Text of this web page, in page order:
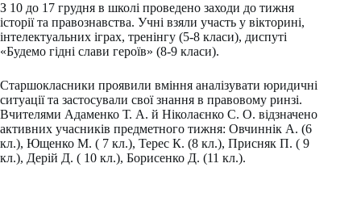
З 10 до 17 грудня в школі проведено заходи до тижня
історії та правознавства. Учні взяли участь у вікторині,
інтелектуальних іграх, тренінгу (5-8 класи), диспуті
«Будемо гідні слави героїв» (8-9 класи).
Старшокласники проявили вміння аналізувати юридичні
ситуації та застосували свої знання в правовому ринзі.
Вчителями Адаменко Т. А. й Ніколаєнко С. О. відзначено
активних учасників предметного тижня: Овчиннік А. (6
кл.), Ющенко М. ( 7 кл.), Терес К. (8 кл.), Присняк П. ( 9
кл.), Дерій Д. ( 10 кл.), Борисенко Д. (11 кл.).